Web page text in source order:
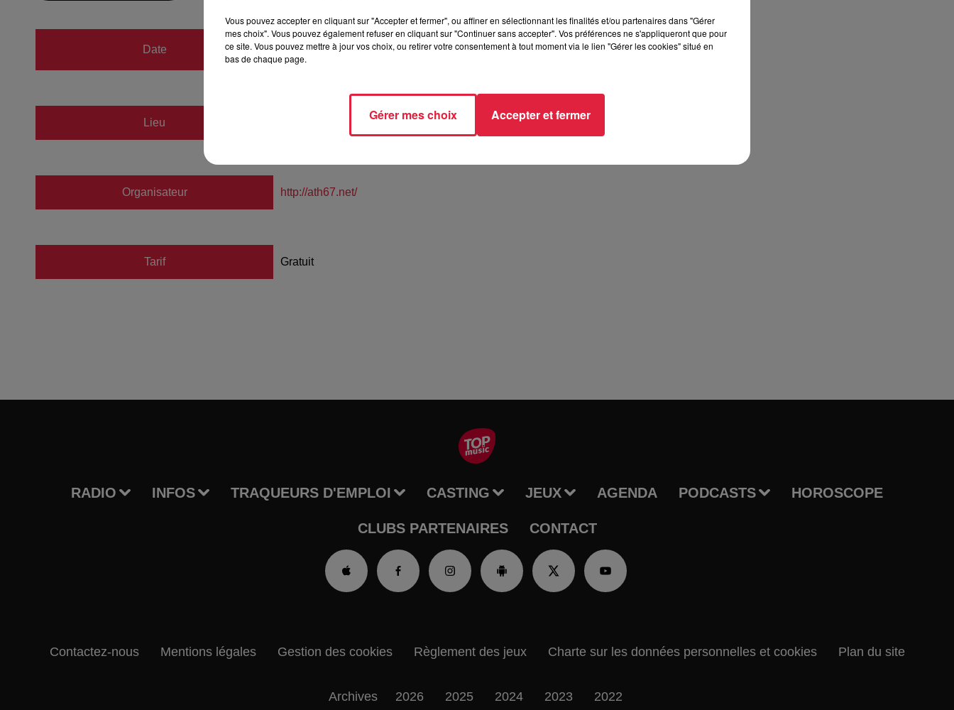
Date
du12 janvier 2019 à 0h00
au12 janvier 2019 à 0h00
Lieu
Organisateur http://ath67.net/
Tarif Gratuit
RADIO INFOS TRAQUEURS D'EMPLOI CASTING JEUX AGENDA PODCASTS HOROSCOPE
CLUBS PARTENAIRES CONTACT
Contactez-nous Mentions légales Gestion des cookies Règlement des jeux Charte sur les données personnelles et cookies Plan du site
Archives 2026 2025 2024 2023 2022
Vous pouvez accepter en cliquant sur "Accepter et fermer", ou affiner en sélectionnant les finalités et/ou partenaires dans "Gérer
mes choix". Vous pouvez également refuser en cliquant sur "Continuer sans accepter". Vos préférences ne s'appliqueront que pour
ce site. Vous pouvez mettre à jour vos choix, ou retirer votre consentement à tout moment via le lien "Gérer les cookies" situé en
bas de chaque page.
Gérer mes choix Accepter et fermer